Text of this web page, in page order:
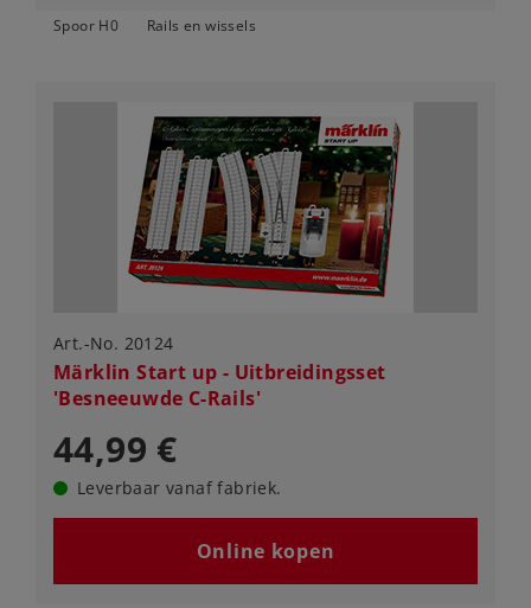
Spoor H0 Rails en wissels
Art.-No. 20124
Märklin Start up - Uitbreidingsset
'Besneeuwde C-Rails'
44,99 €
Leverbaar vanaf fabriek.
Online kopen